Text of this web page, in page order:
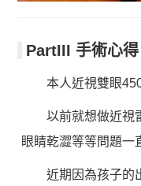
PartIII 手術心得
本人近視雙眼
以前就想做近視
眼睛乾澀等等問題一
近期因為孩子的